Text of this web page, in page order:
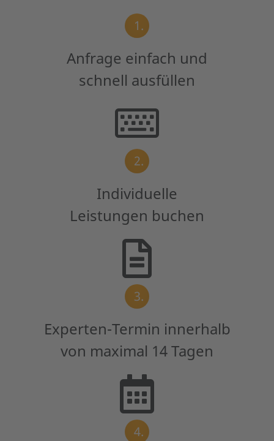
1.
Anfrage einfach und
schnell ausfüllen
2.
Individuelle
Leistungen buchen
3.
Experten-Termin innerhalb
von maximal 14 Tagen
4.